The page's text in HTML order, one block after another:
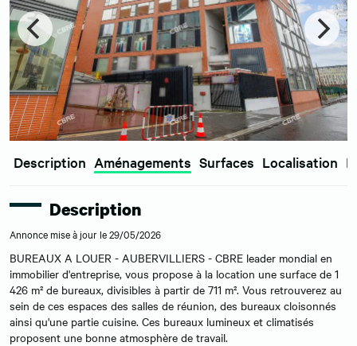
Description Aménagements Surfaces Localisation
Description
Annonce mise à jour le 29/05/2026
BUREAUX A LOUER - AUBERVILLIERS - CBRE leader mondial en
immobilier d'entreprise, vous propose à la location une surface de 1
426 m² de bureaux, divisibles à partir de 711 m². Vous retrouverez au
sein de ces espaces des salles de réunion, des bureaux cloisonnés
ainsi qu'une partie cuisine. Ces bureaux lumineux et climatisés
proposent une bonne atmosphère de travail.